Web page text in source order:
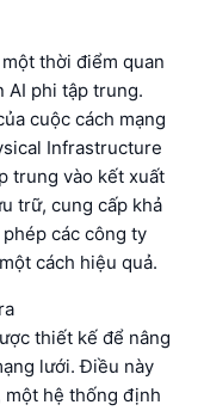
thời điểm quan
AI phi tập trung.
cuộc cách mạng
Infrastructure
trung vào kết xuất
trữ, cung cấp khả
các công ty
cách hiệu quả.
thiết kế để nâng
lưới. Điều này
một hệ thống định